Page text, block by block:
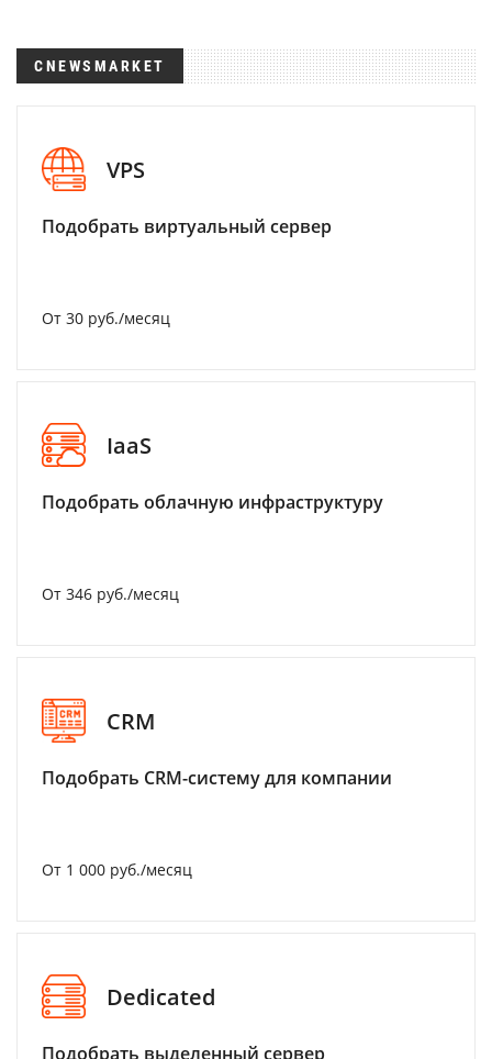
CNEWSMARKET
VPS
Подобрать виртуальный сервер
От 30 руб./месяц
IaaS
Подобрать облачную инфраструктуру
От 346 руб./месяц
CRM
Подобрать CRM-систему для компании
От 1 000 руб./месяц
Dedicated
Подобрать выделенный сервер